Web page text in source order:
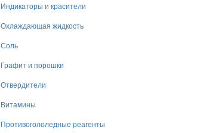
Индикаторы и красители
Охлаждающая жидкость
Соль
Графит и порошки
Отвердители
Витамины
Противогололедные реагенты